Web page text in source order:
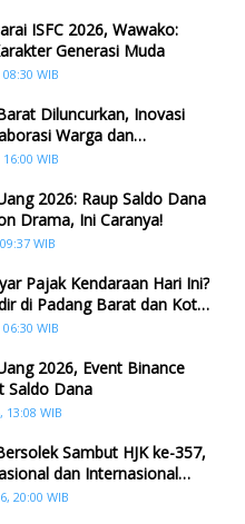
ISFC 2026, Wawako:
Generasi Muda
WIB
Diluncurkan, Inovasi
Warga dan
WIB
2026: Raup Saldo Dana
Drama, Ini Caranya!
WIB
Pajak Kendaraan Hari Ini?
di Padang Barat dan Koto
WIB
2026, Event Binance
Saldo Dana
13:08 WIB
Sambut HJK ke-357,
dan Internasional
20:00 WIB